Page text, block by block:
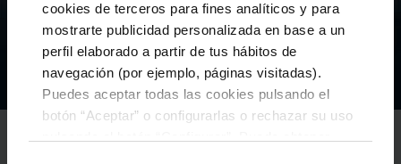
cookies de terceros para fines analíticos y para
mostrarte publicidad personalizada en base a un
perfil elaborado a partir de tus hábitos de
navegación (por ejemplo, páginas visitadas).
Puedes aceptar todas las cookies pulsando el
botón “Aceptar” o configurarlas o rechazar su uso
LA PAZ SOCIAL ALCANZA LA PLENITUD: ACUERDO
CON LA COMUNIDAD DE MONTES DE TAMEIGA
SOBRE AFOUTEZA-GS360
El Club Actualidad